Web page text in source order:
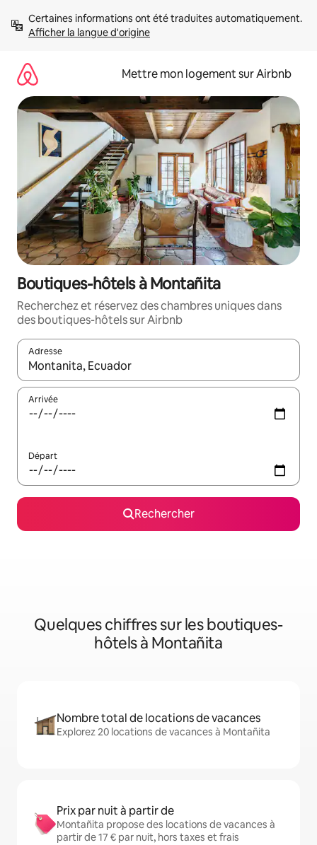
directement
Afficher la langue d'origine
Mettre mon logement sur Airbnb
Boutiques-hôtels à Montañita
Recherchez et réservez des chambres uniques dans
des boutiques-hôtels sur Airbnb
Adresse
Lorsque les résultats s'affichent, utilisez les flèches vers le
Arrivée
Départ
Rechercher
Quelques chiffres sur les boutiques-
hôtels à Montañita
Nombre total de locations de vacances
Explorez 20 locations de vacances à Montañita
Prix par nuit à partir de
Montañita propose des locations de vacances à
partir de 17 € par nuit, hors taxes et frais